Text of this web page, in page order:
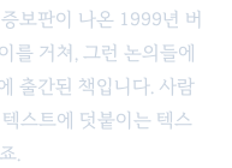
보판이 나온 1999년 버
를 거쳐, 그런 논의들에
출간된 책입니다. 사람
스트에 덧붙이는 텍스
.